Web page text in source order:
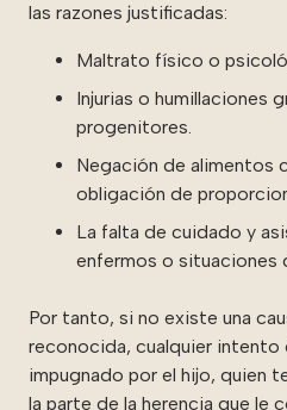
las razones justificadas:
Maltrato físico o
Injurias o humillaciones
progenitores.
Negación de alimentos
obligación de
La falta de cuidado y
enfermos o situaciones
Por tanto, si no existe una
reconocida, cualquier intento
impugnado por el hijo, quien
la parte de la herencia que le